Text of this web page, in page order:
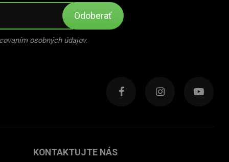
Odoberať
osobných údajov.
KONTAKTUJTE NÁS